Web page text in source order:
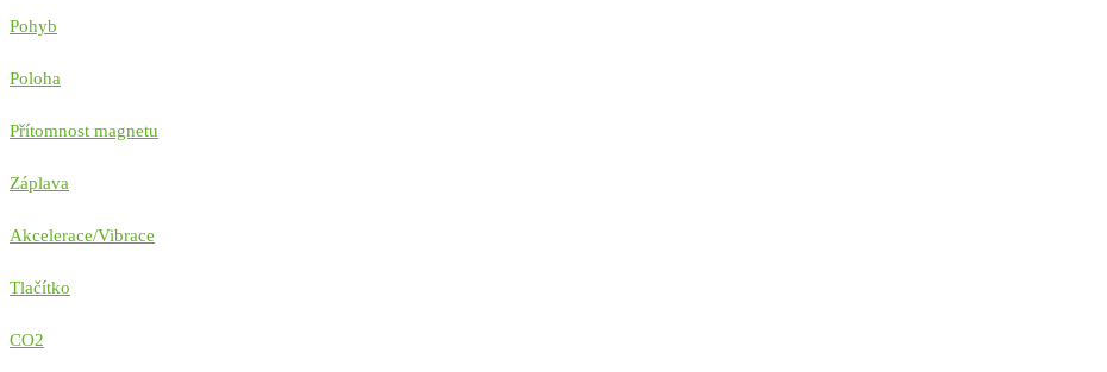
Pohyb
Poloha
Přítomnost magnetu
Záplava
Akcelerace/Vibrace
Tlačítko
CO2